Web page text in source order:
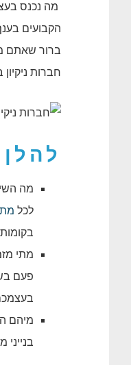
מה נכנס
הקבועים
ברור שאתם
חברות ניקיון
מה
לכל
מתי
פעם
מיהם